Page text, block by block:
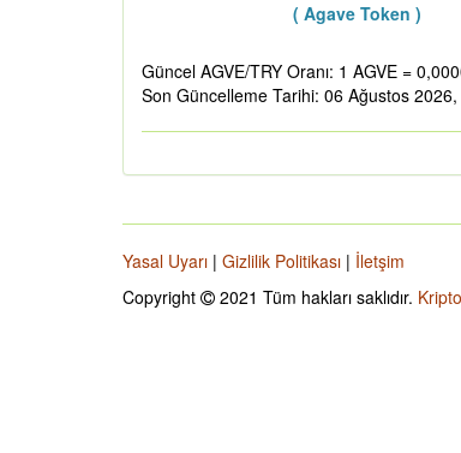
( Agave Token )
Güncel AGVE/TRY Oranı: 1 AGVE =
Son Güncelleme Tarihi: 06 Ağustos
Yasal Uyarı | Gizlilik Politikası | İletşim
Copyright
2021 Tüm hakları saklıdır.